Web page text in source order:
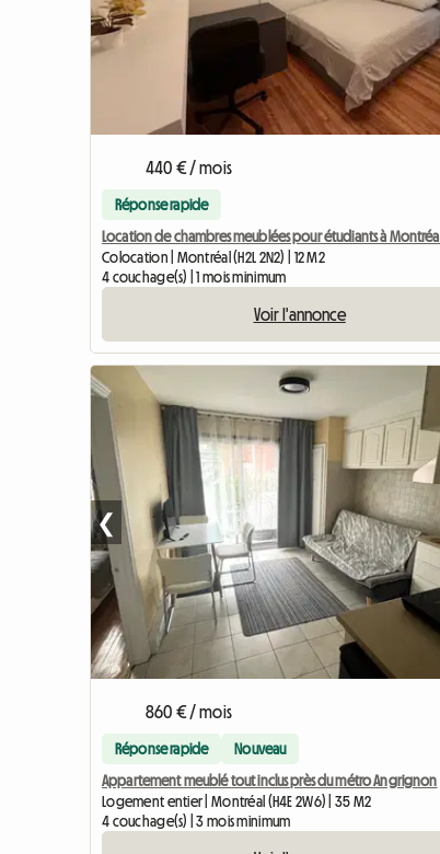
440 € / mois
Réponse rapide
Location de chambres meublées pour étudiants à Montréal
Colocation | Montréal (H2L 2N2) | 12 M2
4 couchage(s) | 1 mois minimum
Voir l'annonce
❮
860 € / mois
Réponse rapide Nouveau
Appartement meublé tout inclus près du métro Angrignon
Logement entier | Montréal (H4E 2W6) | 35 M2
4 couchage(s) | 3 mois minimum